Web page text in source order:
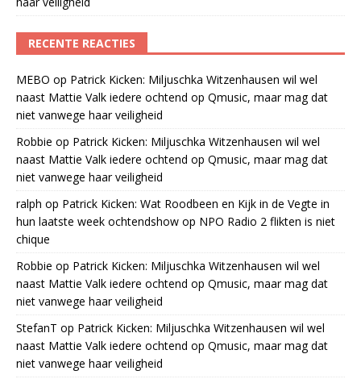
RECENTE REACTIES
MEBO op Patrick Kicken: Miljuschka Witzenhausen wil wel
naast Mattie Valk iedere ochtend op Qmusic, maar mag dat
niet vanwege haar veiligheid
Robbie op Patrick Kicken: Miljuschka Witzenhausen wil wel
naast Mattie Valk iedere ochtend op Qmusic, maar mag dat
niet vanwege haar veiligheid
ralph op Patrick Kicken: Wat Roodbeen en Kijk in de Vegte in
hun laatste week ochtendshow op NPO Radio 2 flikten is niet
chique
Robbie op Patrick Kicken: Miljuschka Witzenhausen wil wel
naast Mattie Valk iedere ochtend op Qmusic, maar mag dat
niet vanwege haar veiligheid
StefanT op Patrick Kicken: Miljuschka Witzenhausen wil wel
naast Mattie Valk iedere ochtend op Qmusic, maar mag dat
niet vanwege haar veiligheid